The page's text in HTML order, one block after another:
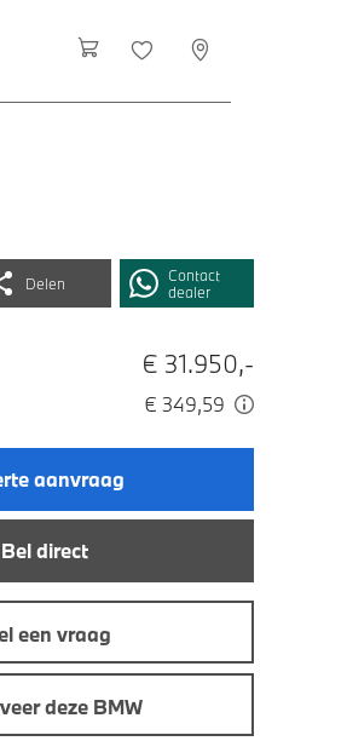
Delen
Contact
dealer
€ 31.950,-
€ 349,59
aanvraag
Bel direct
een vraag
deze BMW